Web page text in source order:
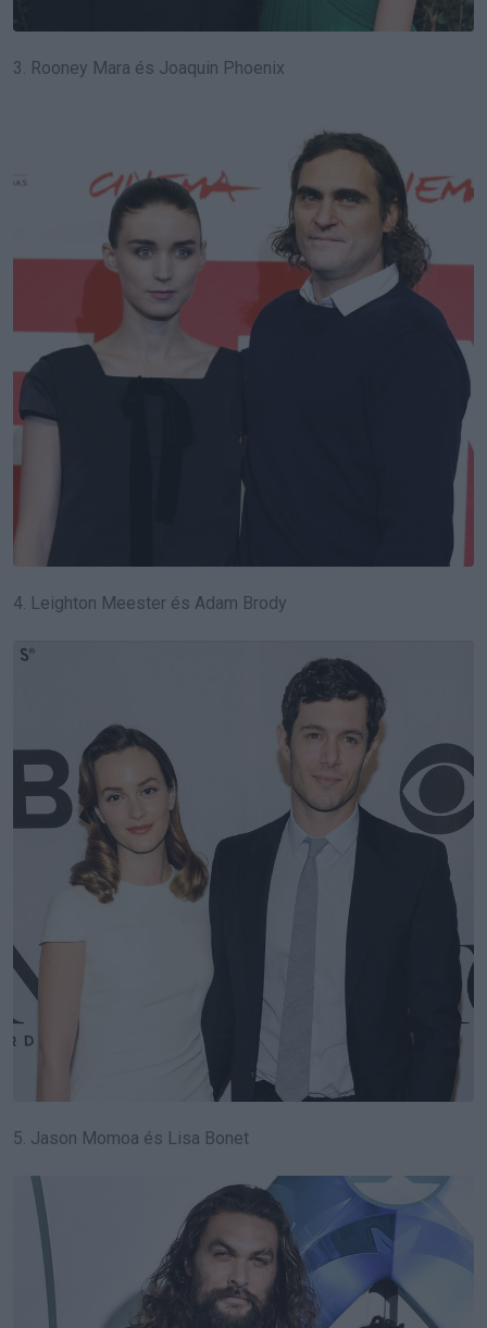
3. Rooney Mara és Joaquin Phoenix
4. Leighton Meester és Adam Brody
5. Jason Momoa és Lisa Bonet